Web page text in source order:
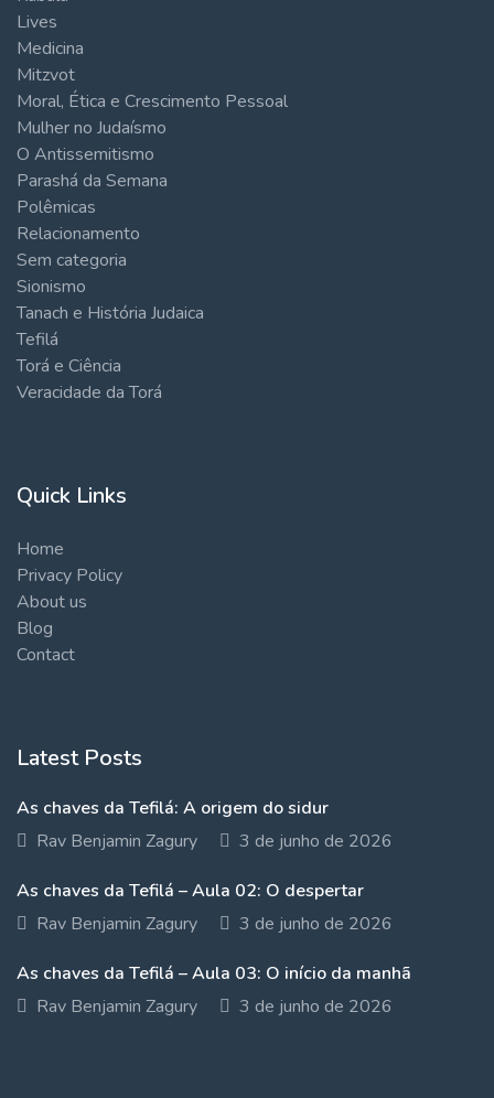
Lives
Medicina
Mitzvot
Moral, Ética e Crescimento Pessoal
Mulher no Judaísmo
O Antissemitismo
Parashá da Semana
Polêmicas
Relacionamento
Sem categoria
Sionismo
Tanach e História Judaica
Tefilá
Torá e Ciência
Veracidade da Torá
Quick Links
Home
Privacy Policy
About us
Blog
Contact
Latest Posts
As chaves da Tefilá: A origem do sidur
Rav Benjamin Zagury
3 de junho de 2026
As chaves da Tefilá – Aula 02: O despertar
Rav Benjamin Zagury
3 de junho de 2026
As chaves da Tefilá – Aula 03: O início da manhã
Rav Benjamin Zagury
3 de junho de 2026